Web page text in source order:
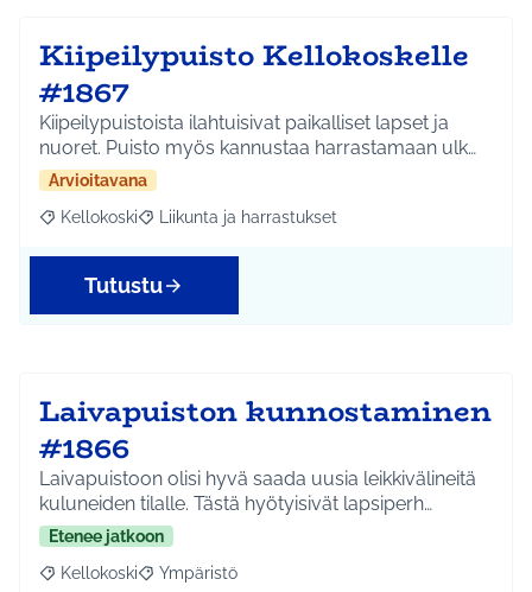
Kiipeilypuisto Kellokoskelle
#1867
Kiipeilypuistoista ilahtuisivat paikalliset lapset ja
nuoret. Puisto myös kannustaa harrastamaan ulk…
Arvioitavana
Rajaa tulokset aihepiirin mukaan: Kellokoski
Kellokoski Rajaa tulokset teeman mukaan: Liikunta ja
Liikunta ja harrastukset
Tutustu
Laivapuiston kunnostaminen
#1866
Laivapuistoon olisi hyvä saada uusia leikkivälineitä
kuluneiden tilalle. Tästä hyötyisivät lapsiperh…
Etenee jatkoon
Rajaa tulokset aihepiirin mukaan: Kellokoski
Kellokoski Rajaa tulokset teeman mukaan: Ympäristö
Ympäristö